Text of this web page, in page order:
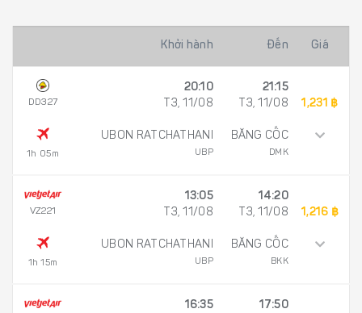
Khởi hành Đến Giá
DD327
1h 05m
20:10
T3, 11/08
UBON RATCHATHANI
UBP
21:15
T3, 11/08
BĂNG CỐC
DMK
1,231 ฿
VZ221
1h 15m
13:05
T3, 11/08
UBON RATCHATHANI
UBP
14:20
T3, 11/08
BĂNG CỐC
BKK
1,216 ฿
16:35
17:50